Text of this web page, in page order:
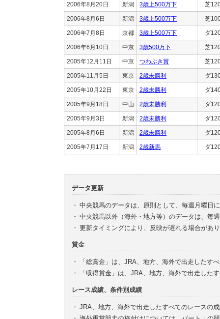
2006年8月20日 新潟 3歳上500万下 芝
2006年8月6日 新潟 3歳上500万下 芝
2006年7月8日 京都 3歳上500万下 ダ
2006年6月10日 中京 3歳500万下 芝
2005年12月11日 中京 つわぶき賞 芝
2005年11月5日 東京 2歳未勝利 ダ
2005年10月22日 東京 2歳未勝利 ダ
2005年9月18日 中山 2歳未勝利 ダ
2005年9月3日 新潟 2歳未勝利 ダ
2005年8月6日 新潟 2歳未勝利 ダ
2005年7月17日 新潟 2歳新馬 ダ
データ更新
・ 中央競馬のデータは、原則として、毎週月曜日
・ 中央競馬以外（海外・地方等）のデータは、毎
・ 更新タイミングにより、反映が遅れる場合があ
賞金
・
「総賞金」は、JRA、地方、海外で出走したす
・
「収得賞金」は、JRA、地方、海外で出走した
レース成績、条件別成績
・ JRA、地方、海外で出走したすべてのレースの